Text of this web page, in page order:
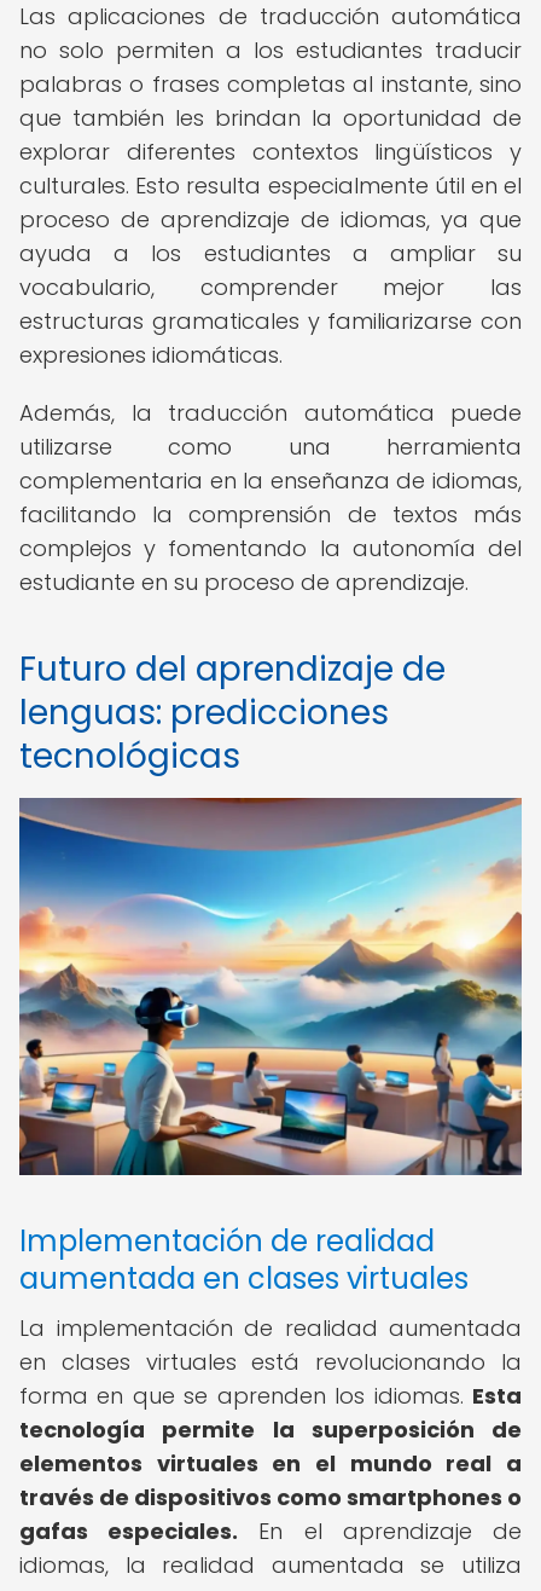
Las aplicaciones de traducción automática
no solo permiten a los estudiantes traducir
palabras o frases completas al instante, sino
que también les brindan la oportunidad de
explorar diferentes contextos lingüísticos y
culturales. Esto resulta especialmente útil en el
proceso de aprendizaje de idiomas, ya que
ayuda a los estudiantes a ampliar su
vocabulario, comprender mejor las
estructuras gramaticales y familiarizarse con
expresiones idiomáticas.
Además, la traducción automática puede
utilizarse como una herramienta
complementaria en la enseñanza de idiomas,
facilitando la comprensión de textos más
complejos y fomentando la autonomía del
estudiante en su proceso de aprendizaje.
Futuro del aprendizaje de
lenguas: predicciones
tecnológicas
Implementación de realidad
aumentada en clases virtuales
La implementación de realidad aumentada
en clases virtuales está revolucionando la
forma en que se aprenden los idiomas. Esta
tecnología permite la superposición de
elementos virtuales en el mundo real a
través de dispositivos como smartphones o
gafas especiales. En el aprendizaje de
idiomas, la realidad aumentada se utiliza